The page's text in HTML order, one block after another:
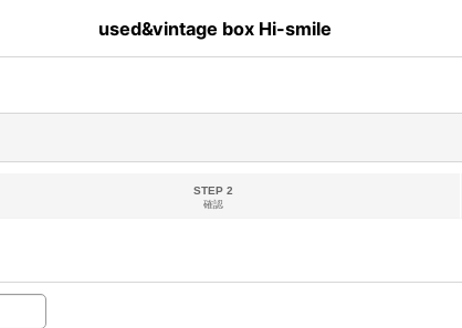
used&vintage box Hi-smile
STEP 2
確認